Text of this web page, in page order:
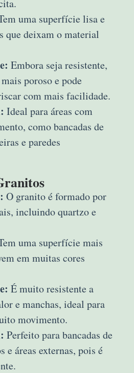
uma superfície lisa e
que deixam o material
Embora seja resistente,
poroso e pode
com mais facilidade.
Ideal para áreas com
como bancadas de
e paredes
O granito é formado por
incluindo quartzo e
uma superfície mais
em muitas cores
É muito resistente a
e manchas, ideal para
movimento.
Perfeito para bancadas de
e áreas externas, pois é